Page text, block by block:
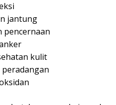
jantung
pencernaan
kulit